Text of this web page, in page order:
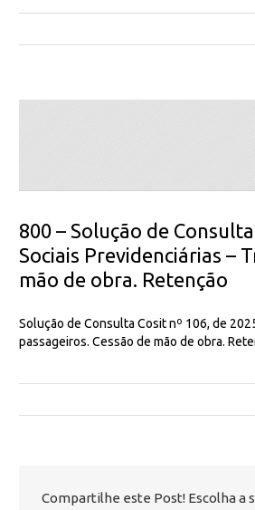
800 – Solução de
Sociais Previdenciárias –
mão de obra. Retenção
Solução de Consulta Cosit nº 106, de
passageiros. Cessão de mão de obra.
Compartilhe este Post! Escolha a